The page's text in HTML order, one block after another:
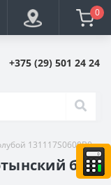
0
+375 (29) 501 24 24
131117S0600B0
б/о